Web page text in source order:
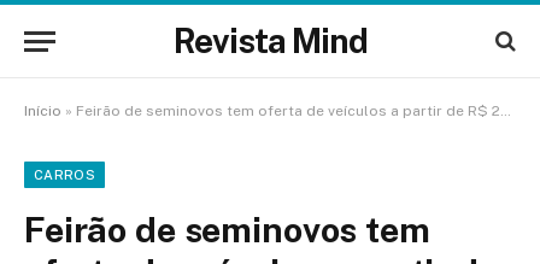
Revista Mind
Início » Feirão de seminovos tem oferta de veículos a partir de R$ 27.900 em Lauro de Freitas
CARROS
Feirão de seminovos tem